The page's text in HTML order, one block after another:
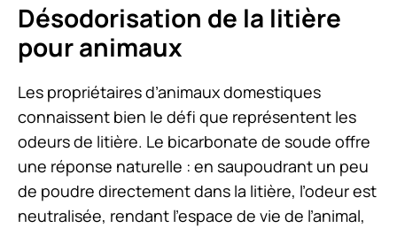
Désodorisation de la litière
pour animaux
Les propriétaires d’animaux domestiques
connaissent bien le défi que représentent les
odeurs de litière. Le bicarbonate de soude offre
une réponse naturelle : en saupoudrant un peu
de poudre directement dans la litière, l’odeur est
neutralisée, rendant l’espace de vie de l’animal,